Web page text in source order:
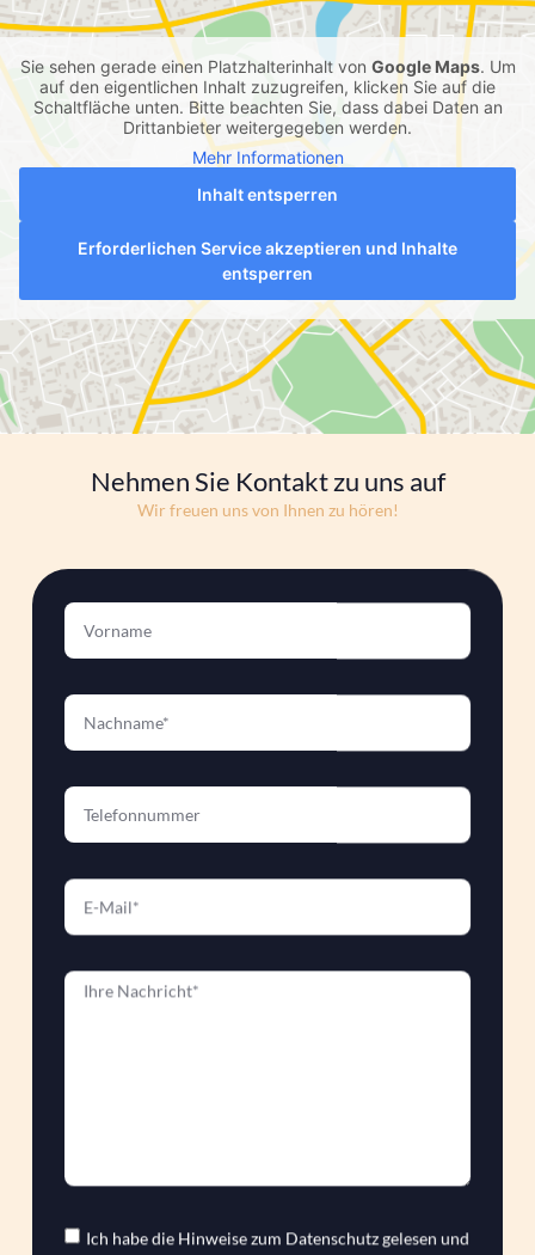
Sie sehen gerade einen Platzhalterinhalt von Google Maps. Um
auf den eigentlichen Inhalt zuzugreifen, klicken Sie auf die
Schaltfläche unten. Bitte beachten Sie, dass dabei Daten an
Drittanbieter weitergegeben werden.
Mehr Informationen
Inhalt entsperren
Erforderlichen Service akzeptieren und Inhalte
entsperren
Nehmen Sie Kontakt zu uns auf
Wir freuen uns von Ihnen zu hören!
Ich habe die Hinweise zum Datenschutzgelesen und